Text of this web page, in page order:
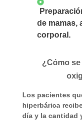
de mamas,
corporal.
¿Cómo
Los pacientes
hiperbárica
día y la cantidad